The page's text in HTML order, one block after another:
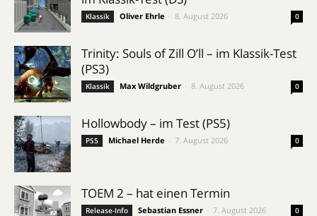
Klassik Oliver Ehrle 8. August 2026 0
Trinity: Souls of Zill O’ll – im Klassik-Test
(PS3)
Klassik Max Wildgruber 8. August 2026 0
Hollowbody – im Test (PS5)
PS5 Michael Herde 7. August 2026 0
TOEM 2 – hat einen Termin
Release-Info Sebastian Essner 7. August 2026 0